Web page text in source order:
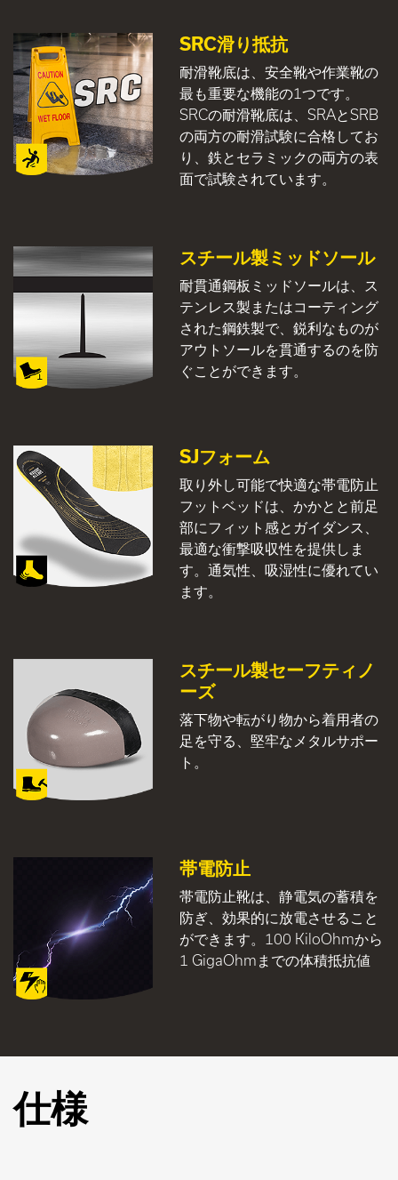
SRC滑り抵抗
耐滑靴底は、安全靴や作業靴の
最も重要な機能の1つです。
SRCの耐滑靴底は、SRAとSRB
の両方の耐滑試験に合格してお
り、鉄とセラミックの両方の表
面で試験されています。
スチール製ミッドソール
耐貫通鋼板ミッドソールは、ス
テンレス製またはコーティング
された鋼鉄製で、鋭利なものが
アウトソールを貫通するのを防
ぐことができます。
SJフォーム
取り外し可能で快適な帯電防止
フットベッドは、かかとと前足
部にフィット感とガイダンス、
最適な衝撃吸収性を提供しま
す。通気性、吸湿性に優れてい
ます。
スチール製セーフティノ
ーズ
落下物や転がり物から着用者の
足を守る、堅牢なメタルサポー
ト。
帯電防止
帯電防止靴は、静電気の蓄積を
防ぎ、効果的に放電させること
ができます。100 KiloOhmから
1 GigaOhmまでの体積抵抗値
仕様